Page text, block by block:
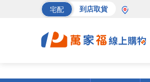
宅配 到店取貨